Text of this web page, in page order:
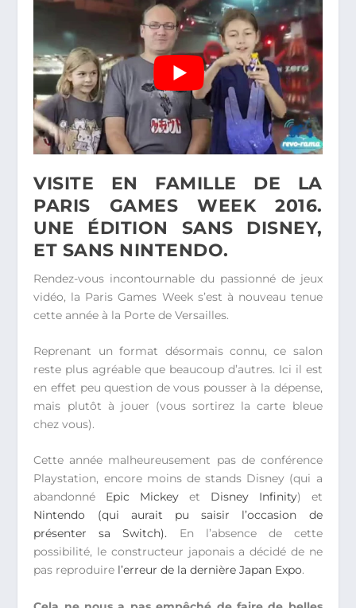
VISITE EN FAMILLE DE LA
PARIS GAMES WEEK 2016.
UNE ÉDITION SANS DISNEY,
ET SANS NINTENDO.
Rendez-vous incontournable du passionné de jeux
vidéo, la Paris Games Week s’est à nouveau tenue
cette année à la Porte de Versailles.
Reprenant un format désormais connu, ce salon
reste plus agréable que beaucoup d’autres. Ici il est
en effet peu question de vous pousser à la dépense,
mais plutôt à jouer (vous sortirez la carte bleue
chez vous).
Cette année malheureusement pas de conférence
Playstation, encore moins de stands Disney (qui a
abandonné Epic Mickey et Disney Infinity) et
Nintendo (qui aurait pu saisir l’occasion de
présenter sa Switch). En l’absence de cette
possibilité, le constructeur japonais a décidé de ne
pas reproduire l’erreur de la dernière Japan Expo.